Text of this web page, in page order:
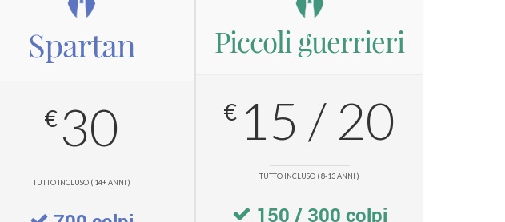
Spartan
€ 30
TUTTO INCLUSO ( 14+ ANNI )
Piccoli guerrieri
€ 15 / 20
TUTTO INCLUSO ( 8-13 ANNI )
150 / 300 colpi